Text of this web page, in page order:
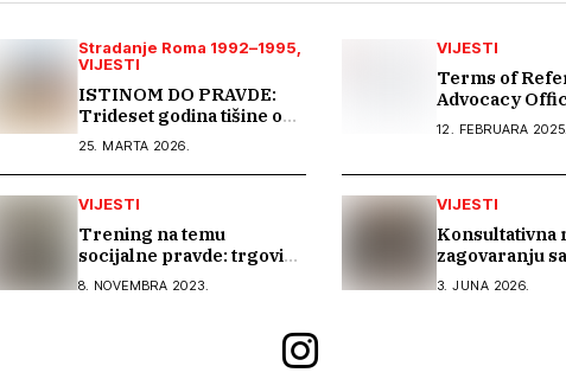
Stradanje Roma 1992–1995
VIJESTI
ISTINOM DO PRAVDE:
Trideset godina tišine o
stradanju Roma u Bosni i
Hercegovini
25. MARTA 2026.
VIJESTI
Terms of
Advocacy
12. FEBRUARA 2025.
VIJESTI
Trening na temu
socijalne pravde: trgovina
ljudima je i pitanje
društvene pravde
8. NOVEMBRA 2023.
VIJESTI
Konsultativna
zagovaranju sa
organizacijama
aktivistkinjama
3. JUNA 2026.